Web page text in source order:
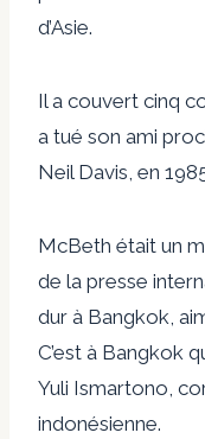
d’Asie.
Il a couvert cinq
a tué son ami
Neil Davis, en
McBeth était un
de la presse
dur à Bangkok,
C’est à Bangkok
Yuli Ismartono,
indonésienne.